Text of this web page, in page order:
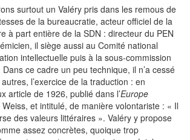
surtout un Valéry pris dans les remous de
de la bureaucratie, acteur officiel de la
à part entière de la SDN : directeur du PEN
il siège aussi au Comité national
intellectuelle puis à la sous-commission
ce cadre un peu technique, il n’a cessé
l’exercice de la traduction : en
article de 1926, publié dans l’Europe
et intitulé, de manière volontariste : « Il
des valeurs littéraires ». Valéry y propose
assez concrètes, quoique trop